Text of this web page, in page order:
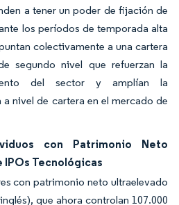
a tener un poder de fijación de
los períodos de temporada alta
colectivamente a una cartera
segundo nivel que refuerzan la
del sector y amplían la
nivel de cartera en el mercado de
con Patrimonio Neto
Tecnológicas
con patrimonio neto ultraelevado
que ahora controlan 107.000